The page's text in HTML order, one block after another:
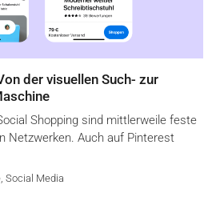
der visuellen Such- zur
Shopping sind mittlerweile feste
Netzwerken. Auch auf Pinterest
Social Media